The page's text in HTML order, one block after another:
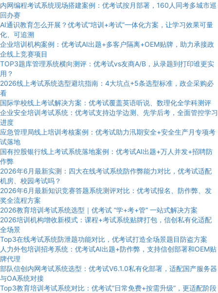
内网编程考试系统现场搭建案例：优考试按月部署，160人同考多城市巡
回办赛
AI通识教育怎么开展？优考试“培训+考试”一体化方案，让学习效果可量
化、可追溯
企业培训机构案例：优考试AI出题+多客户隔离+OEM贴牌，助力承接政
企线上竞赛项目
TOP3题库管理系统横向测评：优考试vs友商A/B，从录题到打印谁更实
用？
2026线上考试系统选型避坑指南：4大坑点+5条选型标准，政企采购必
看
国际学校线上考试解决方案：优考试覆盖英语听说、数理化全学科测评
企业安全培训考试系统：优考试支持边学边测、先学后考，全面管控学习
进度
应急管理局线上培训考核案例：优考试助力汛期安全+安全生产月专项考
试落地
国有控股银行线上考试系统落地案例：优考试AI出题+万人并发+招聘防
作弊
2026年6月最新实测：四大在线考试系统防作弊能力对比，优考试适配
机房、校园考试吗？
2026年6月最新知识竞赛答题系统测评对比：优考试报名、防作弊、发
奖全流程方案
2026教育培训考试系统选型｜优考试 “学+考+管” 一站式解决方案
2026培训机构增收新模式：课程+考试系统贴牌打包，信创私有化适配
全场景
Top3在线考试系统防泄题功能对比，优考试打造全场景题目防盗方案
人力外包培训招考系统：优考试AI出题+防作弊，支持信创部署和OEM贴
牌代理
部队信创内网考试系统选型：优考试V6.1.0私有化部署，适配国产服务器
与OA系统对接
Top3教育培训考试系统对比：优考试“日常免费+按需升级”，更适配阶段